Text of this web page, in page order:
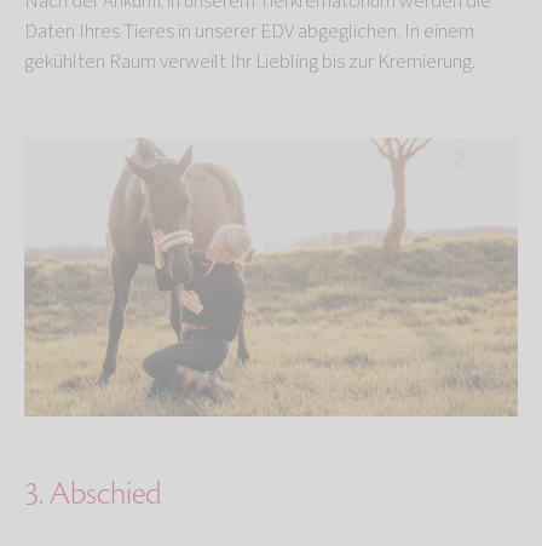
Daten Ihres Tieres in unserer EDV abgeglichen. In einem
gekühlten Raum verweilt Ihr Liebling bis zur Kremierung.
3. Abschied